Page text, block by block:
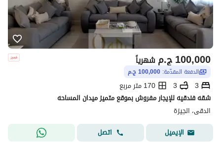
ج.م100,000 شهرياً
الدفعة المقدّمة: 100,000 ج.م
3
3
170 متر مربع
شقه فندقيه للإيجار مفروش بموقع متميز ميدان المساحه
الدقى، الجيزة
الإيميل
اتصل